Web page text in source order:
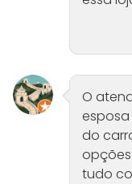
O
do
opções
tudo